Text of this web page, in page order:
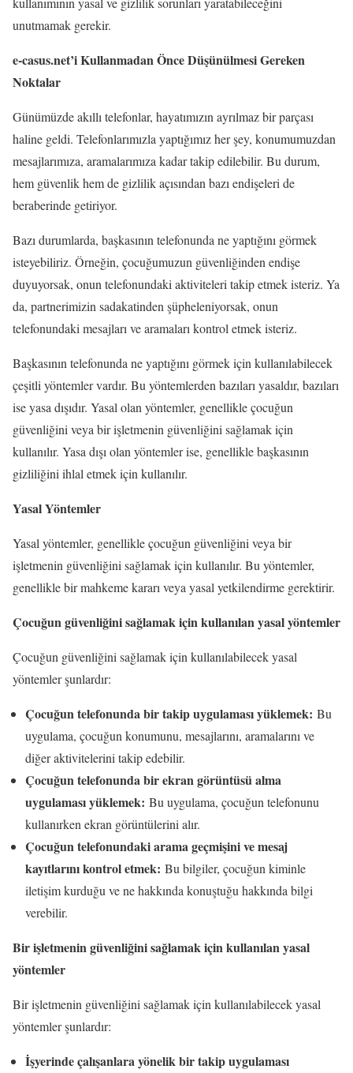
unutmamak gerekir.
e-casus.net’i Kullanmadan Önce Düşünülmesi Gereken
Noktalar
Günümüzde akıllı telefonlar, hayatımızın ayrılmaz bir parçası
haline geldi. Telefonlarımızla yaptığımız her şey, konumumuzdan
mesajlarımıza, aramalarımıza kadar takip edilebilir. Bu durum,
hem güvenlik hem de gizlilik açısından bazı endişeleri de
beraberinde getiriyor.
Bazı durumlarda, başkasının telefonunda ne yaptığını görmek
isteyebiliriz. Örneğin, çocuğumuzun güvenliğinden endişe
duyuyorsak, onun telefonundaki aktiviteleri takip etmek isteriz. Ya
da, partnerimizin sadakatinden şüpheleniyorsak, onun
telefonundaki mesajları ve aramaları kontrol etmek isteriz.
Başkasının telefonunda ne yaptığını görmek için kullanılabilecek
çeşitli yöntemler vardır. Bu yöntemlerden bazıları yasaldır, bazıları
ise yasa dışıdır. Yasal olan yöntemler, genellikle çocuğun
güvenliğini veya bir işletmenin güvenliğini sağlamak için
kullanılır. Yasa dışı olan yöntemler ise, genellikle başkasının
gizliliğini ihlal etmek için kullanılır.
Yasal Yöntemler
Yasal yöntemler, genellikle çocuğun güvenliğini veya bir
işletmenin güvenliğini sağlamak için kullanılır. Bu yöntemler,
genellikle bir mahkeme kararı veya yasal yetkilendirme gerektirir.
Çocuğun güvenliğini sağlamak için kullanılan yasal yöntemler
Çocuğun güvenliğini sağlamak için kullanılabilecek yasal
yöntemler şunlardır:
Çocuğun telefonunda bir takip uygulaması yüklemek: Bu
uygulama, çocuğun konumunu, mesajlarını, aramalarını ve
diğer aktivitelerini takip edebilir.
Çocuğun telefonunda bir ekran görüntüsü alma
uygulaması yüklemek: Bu uygulama, çocuğun telefonunu
kullanırken ekran görüntülerini alır.
Çocuğun telefonundaki arama geçmişini ve mesaj
kayıtlarını kontrol etmek: Bu bilgiler, çocuğun kiminle
iletişim kurduğu ve ne hakkında konuştuğu hakkında bilgi
verebilir.
Bir işletmenin güvenliğini sağlamak için kullanılan yasal
yöntemler
Bir işletmenin güvenliğini sağlamak için kullanılabilecek yasal
yöntemler şunlardır:
İşyerinde çalışanlara yönelik bir takip uygulaması